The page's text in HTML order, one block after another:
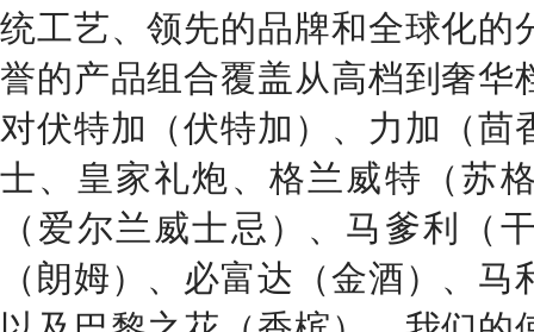
统工艺、领先的品牌和全球化的
誉的产品组合覆盖从高档到奢华
对伏特加（伏特加）、力加（茴
士、皇家礼炮、格兰威特（苏
（爱尔兰威士忌）、马爹利（
（朗姆）、必富达（金酒）、